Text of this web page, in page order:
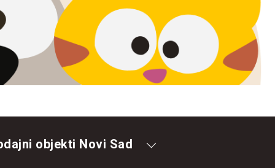
objekti Novi Sad